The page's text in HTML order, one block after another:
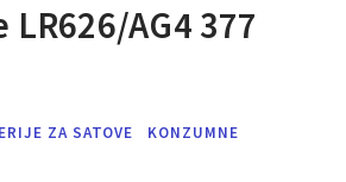
LR626/AG4 377
ZA SATOVE KONZUMNE